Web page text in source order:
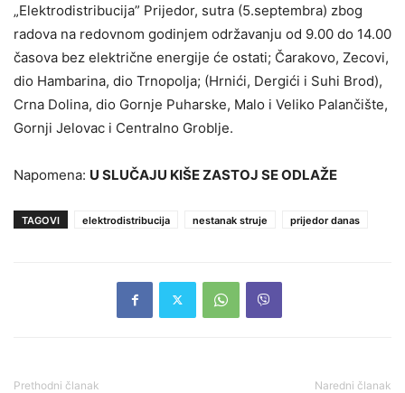
„Elektrodistribucija” Prijedor, sutra (5.septembra) zbog
radova na redovnom godinjem održavanju od 9.00 do 14.00
časova bez električne energije će ostati; Čarakovo, Zecovi,
dio Hambarina, dio Trnopolja; (Hrnići, Dergići i Suhi Brod),
Crna Dolina, dio Gornje Puharske, Malo i Veliko Palančište,
Gornji Jelovac i Centralno Groblje.
Napomena: U SLUČAJU KIŠE ZASTOJ SE ODLAŽE
TAGOVI elektrodistribucija nestanak struje prijedor danas
Prethodni članak Naredni članak